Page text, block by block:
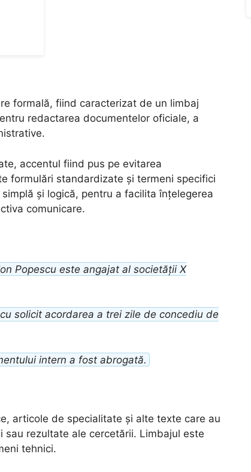
formală, fiind caracterizat de un limbaj
redactarea documentelor oficiale, a
accentul fiind pus pe evitarea
formulări standardizate și termeni specifici
și logică, pentru a facilita înțelegerea
comunicare.
Popescu este angajat al societății X
solicit acordarea a trei zile de concediu de
intern a fost abrogată.
articole de specialitate și alte texte care au
rezultate ale cercetării. Limbajul este
tehnici.